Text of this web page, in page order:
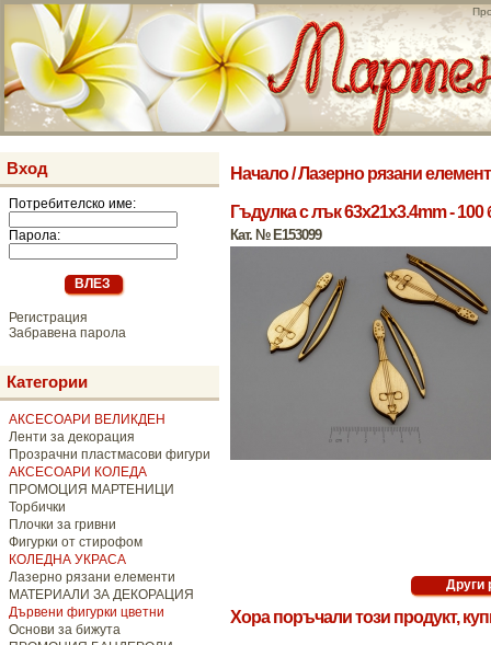
Вход
Потребителско име:
Парола:
Регистрация
Забравена парола
Категории
АКСЕСОАРИ ВЕЛИКДЕН
Ленти за декорация
Прозрачни пластмасови фигури
АКСЕСОАРИ КОЛЕДА
ПРОМОЦИЯ МАРТЕНИЦИ
Торбички
Плочки за гривни
Фигурки от стирофом
КОЛЕДНА УКРАСА
Лазерно рязани елементи
МАТЕРИАЛИ ЗА ДЕКОРАЦИЯ
Дървени фигурки цветни
Основи за бижута
Начало/Лазерно рязани
Гъдулка с лък 63x21x3.4mm - 100
Кат. № E153099
Хора поръчали този продукт,